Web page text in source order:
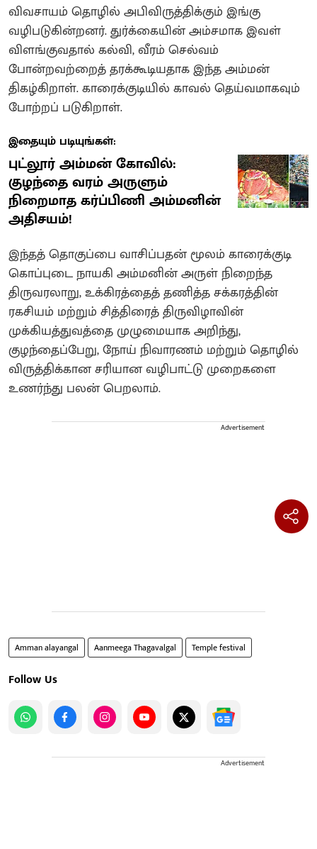
விவசாயம் தொழில் அபிவிருத்திக்கும் இங்கு
வழிபடுகின்றனர்‌. துர்க்கையின் அம்சமாக இவள்
விளங்குவதால் கல்வி, வீரம் செல்வம்
போன்றவற்றைத் தரக்கூடியதாக இந்த அம்மன்
திகழ்கிறாள். காரைக்குடியில் காவல் தெய்வமாகவும்
போற்றப் படுகிறாள்.
இதையும் படியுங்கள்:
புட்லூர் அம்மன் கோவில்:
குழந்தை வரம் அருளும்
நிறைமாத கர்ப்பிணி அம்மனின்
அதிசயம்!
இந்தத் தொகுப்பை வாசிப்பதன் மூலம் காரைக்குடி
கொப்புடை நாயகி அம்மனின் அருள் நிறைந்த
திருவரலாறு, உக்கிரத்தைத் தணித்த சக்கரத்தின்
ரகசியம் மற்றும் சித்திரைத் திருவிழாவின்
முக்கியத்துவத்தை முழுமையாக அறிந்து,
குழந்தைப்பேறு, நோய் நிவாரணம் மற்றும் தொழில்
விருத்திக்கான சரியான வழிபாட்டு முறைகளை
உணர்ந்து பலன் பெறலாம்.
Advertisement
Amman alayangal Aanmeega Thagavalgal Temple festival
Follow Us
Advertisement